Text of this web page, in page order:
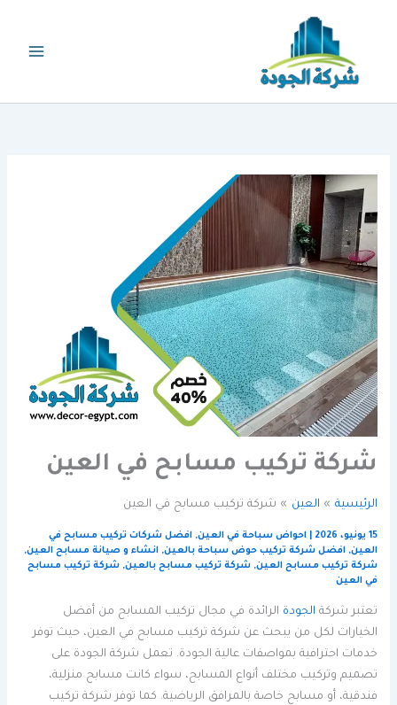
شركة تركيب مسابح في العين
الرئيسية العين شركة تركيب مسابح في العين
15 يونيو، 2026 |احواض سباحة في العين,افضل شركات تركيب مسابح في
العين,افضل شركة تركيب حوض سباحة بالعين,انشاء و صيانة مسابح العين,
شركة تركيب مسابح العين,شركة تركيب مسابح بالعين,شركة تركيب مسابح
في العين
تعتبر شركة الجودة الرائدة في مجال تركيب المسابح من أفضل
الخيارات لكل من يبحث عن شركة تركيب مسابح في العين، حيث توفر
خدمات احترافية بمواصفات عالية الجودة. تعمل شركة الجودة على
تصميم وتركيب مختلف أنواع المسابح، سواء كانت مسابح منزلية،
فندقية، أو مسابح خاصة بالمرافق الرياضية. كما توفر شركة تركيب